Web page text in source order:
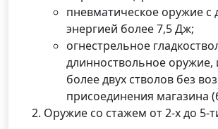
пневматическое оружие с
энергией более 7,5 Дж;
огнестрельное
длинноствольное
более двух стволов без
присоединения магазина
Оружие со стажем от 2-х до 5-